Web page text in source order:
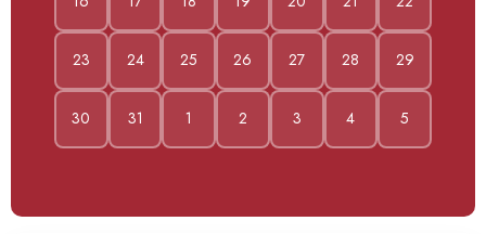
23 24 25 26 27 28 29
30 31 1 2 3 4 5